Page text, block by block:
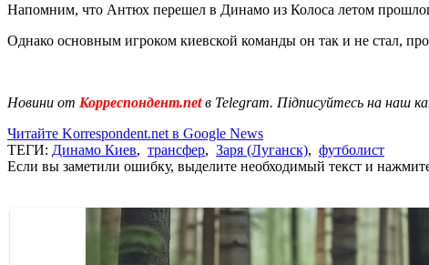
Напомним, что Антюх перешел в Динамо из Колоса летом
Однако основным игроком киевской команды он так и не стал,
Новини от Корреспондент.netв Telegram. Підписуйтесь на наш
Читайте Korrespondent.net в Google News
ТЕГИ: Динамо Киев, трансфер, Заря (Луганск), футболист
Если вы заметили ошибку, выделите необходимый текст и